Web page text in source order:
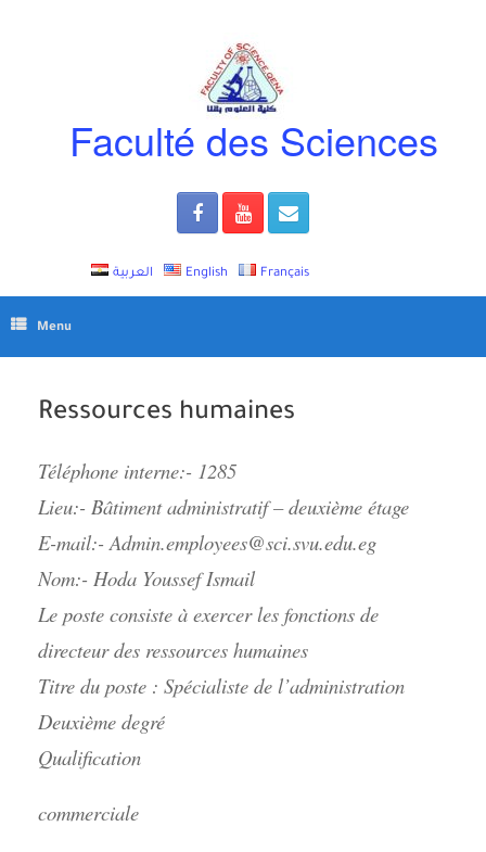
Faculté des Sciences
العربية English Français
Menu
Ressources humaines
Téléphone interne:- 1285
Lieu:- Bâtiment administratif – deuxième étage
E-mail:- Admin.employees@sci.svu.edu.eg
Nom:- Hoda Youssef Ismail
Le poste consiste à exercer les fonctions de
directeur des ressources humaines
Titre du poste : Spécialiste de l’administration
Deuxième degré
Qualification
commerciale